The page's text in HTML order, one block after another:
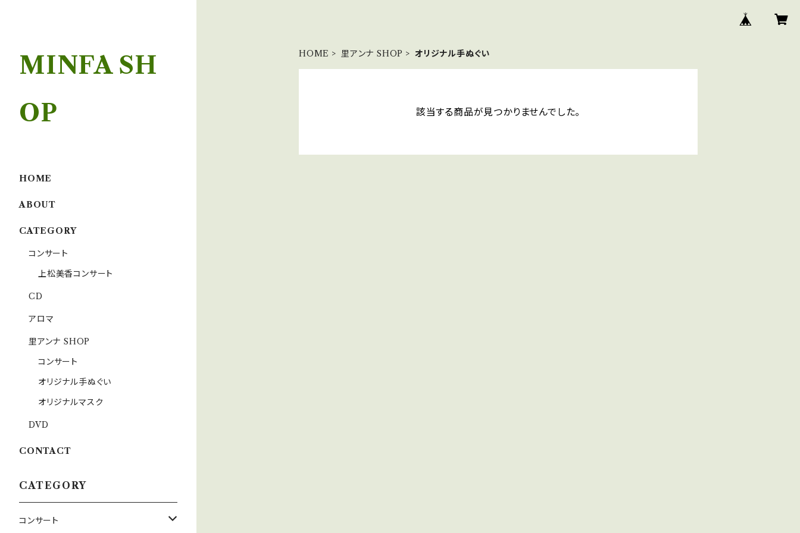
HOME 里アンナ SHOP オリジナル手ぬぐい
該当する商品が見つかりませんでした。
MINFA SH
OP
HOME
ABOUT
CATEGORY
コンサート
上松美香コンサート
CD
アロマ
里アンナ SHOP
コンサート
オリジナル手ぬぐい
オリジナルマスク
DVD
CONTACT
CATEGORY
コンサート